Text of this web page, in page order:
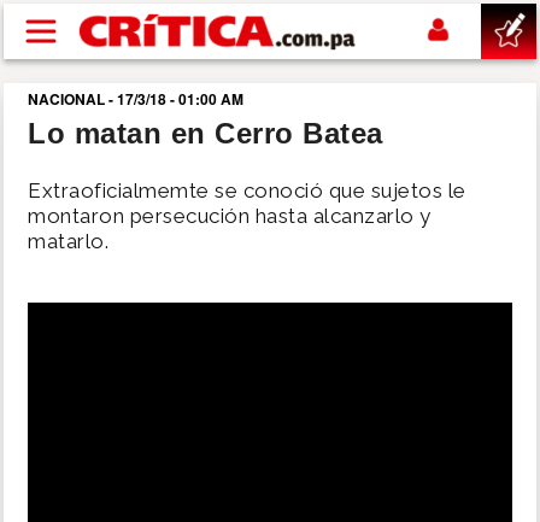
Pasar al contenido principal
buscar
NACIONAL
NACIONAL - 17/3/18 - 01:00 AM
Lo matan en Cerro Batea
Extraoficialmemte se conoció que sujetos le
montaron persecución hasta alcanzarlo y
matarlo.